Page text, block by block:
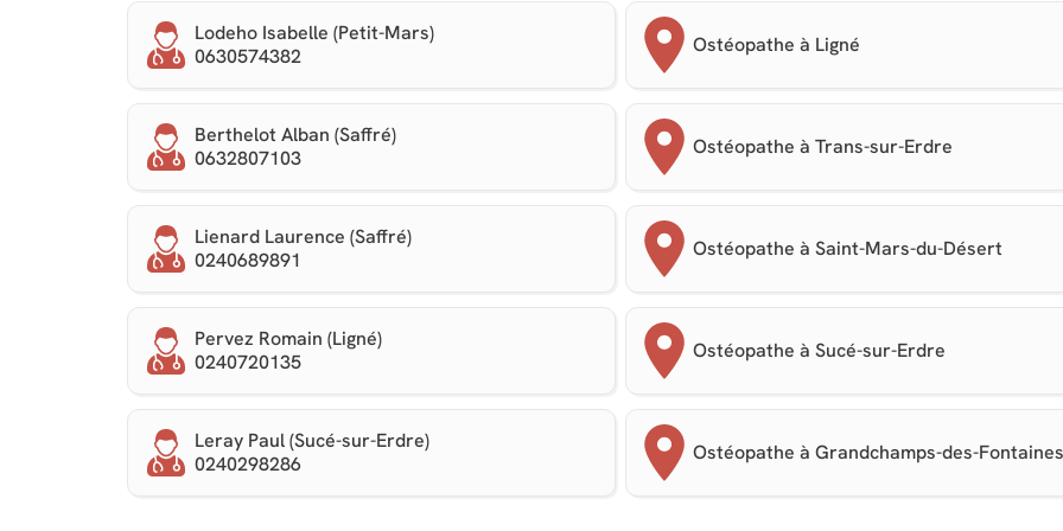
Lodeho Isabelle (Petit-Mars)
0630574382
Berthelot Alban (Saffré)
0632807103
Lienard Laurence (Saffré)
0240689891
Pervez Romain (Ligné)
0240720135
Leray Paul (Sucé-sur-Erdre)
0240298286
Ostéopathe à Ligné
Ostéopathe à Trans-sur-Erdre
Ostéopathe à Saint-Mars-du-Désert
Ostéopathe à Sucé-sur-Erdre
Ostéopathe à Grandchamps-des-